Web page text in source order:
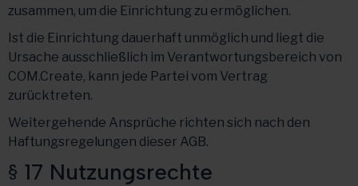
zusammen, um die Einrichtung zu ermöglichen.
Ist die Einrichtung dauerhaft unmöglich und liegt die
Ursache ausschließlich im Verantwortungsbereich von
COM.Create, kann jede Partei vom Vertrag
zurücktreten.
Weitergehende Ansprüche richten sich nach den
Haftungsregelungen dieser AGB.
§ 17 Nutzungsrechte